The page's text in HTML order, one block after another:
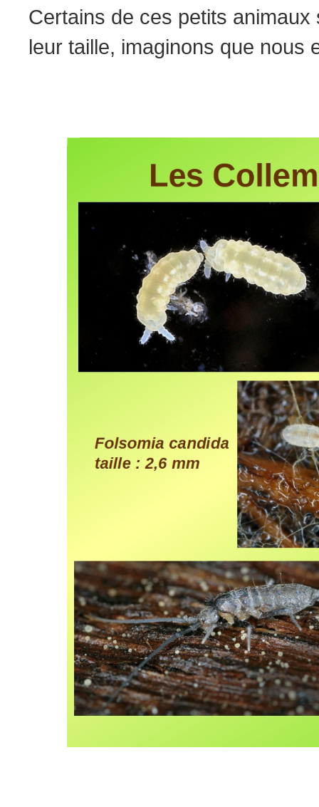
Certains de ces petits animaux
leur taille, imaginons que nous